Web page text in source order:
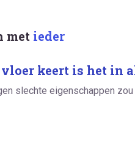
met ieder
keert is het in
slechte eigenschappen